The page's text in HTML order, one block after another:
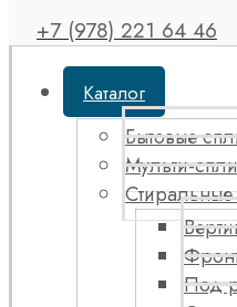
+7 (978) 221 64 46
Каталог
Бытовые
Мульти-
Под